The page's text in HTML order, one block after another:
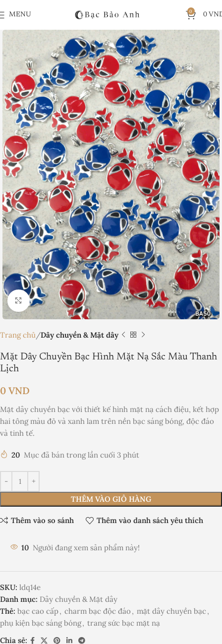
MENU
0
0
Nhấp để phóng to
Trang chủ Dây chuyền & Mặt dây
Mặt Dây Chuyền Bạc Hình Mặt Nạ Sắc Màu Thanh
Lịch
0 VND
Mặt dây chuyền bạc với thiết kế hình mặt nạ cách điệu, kết hợp
hai tông màu đỏ và xanh lam trên nền bạc sáng bóng, độc đáo
và tinh tế.
20 Mục đã bán trong lần cuối 3 phút
THÊM VÀO GIỎ HÀNG
Thêm vào so sánh Thêm vào danh sách yêu thích
10 Người đang xem sản phẩm này!
SKU: ldq14e
Danh mục: Dây chuyền & Mặt dây
Thẻ: bạc cao cấp, charm bạc độc đáo , mặt dây chuyền bạc,
phụ kiện bạc sáng bóng, trang sức bạc mặt nạ
Chia sẻ: